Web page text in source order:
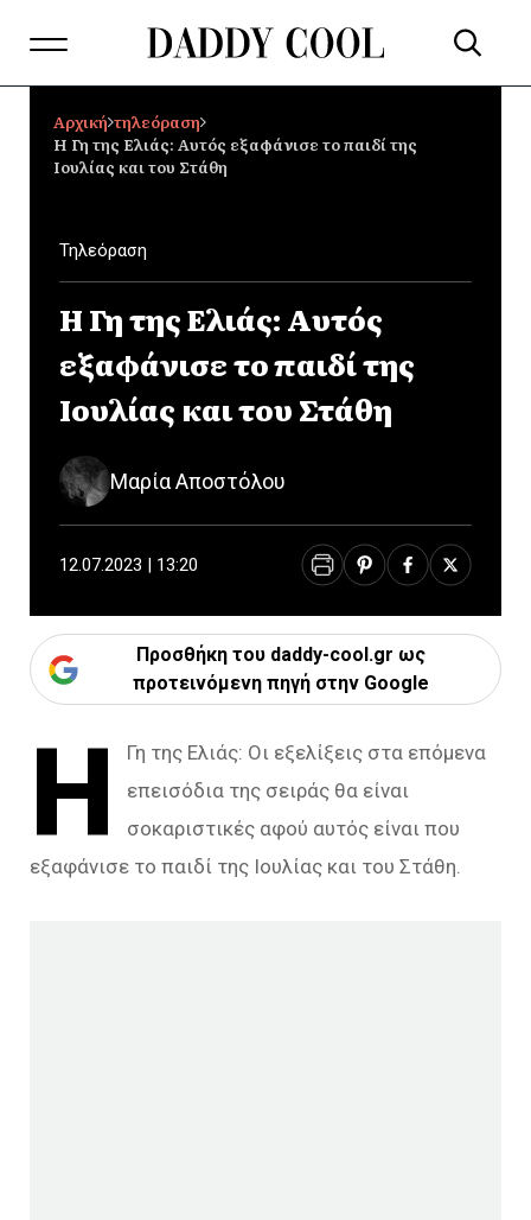
Αρχική τηλεόραση
Η Γη της Ελιάς: Αυτός εξαφάνισε το παιδί της
Ιουλίας και του Στάθη
Τηλεόραση
Η Γη της Ελιάς: Αυτός
εξαφάνισε το παιδί της
Ιουλίας και του Στάθη
Μαρία Αποστόλου
12.07.2023 | 13:20
Προσθήκη του daddy-cool.gr ως
προτεινόμενη πηγή στην Google
Η
Γη της Ελιάς: Οι εξελίξεις στα επόμενα
επεισόδια της σειράς θα είναι
σοκαριστικές αφού αυτός είναι που
εξαφάνισε το παιδί της Ιουλίας και του Στάθη.